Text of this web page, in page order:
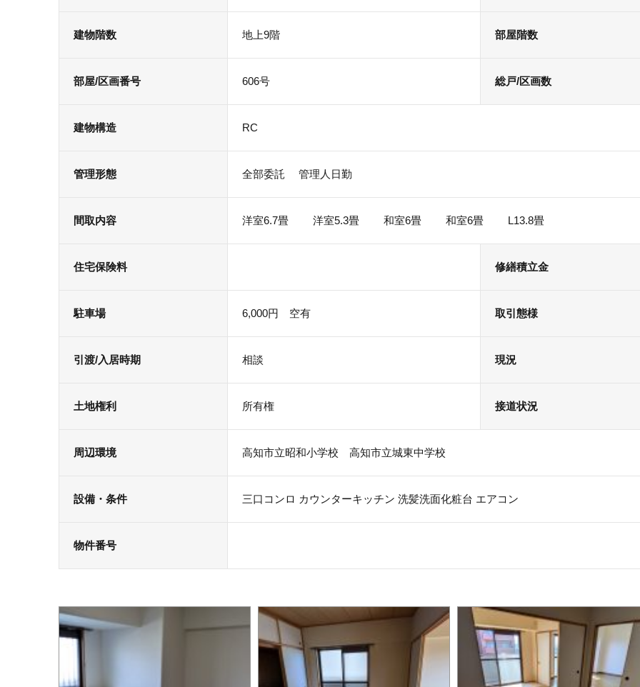
建物階数 地上9階 部屋階数
部屋/区画番号 606号 総戸/区画数
建物構造 RC
管理形態 全部委託 管理人日勤
間取内容 洋室6.7畳 洋室5.3畳 和室6畳 和室6畳 L13.8畳
住宅保険料 修繕積立金
駐車場 6,000円 空有 取引態様
引渡/入居時期 相談 現況
土地権利 所有権 接道状況
周辺環境 高知市立昭和小学校 高知市立城東中学校
設備・条件 三口コンロ カウンターキッチン 洗髪洗面化粧台 エアコン
物件番号